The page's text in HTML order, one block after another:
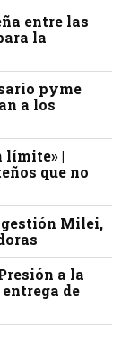
entre las
la
pyme
a los
límite» |
que no
Milei,
a la
de